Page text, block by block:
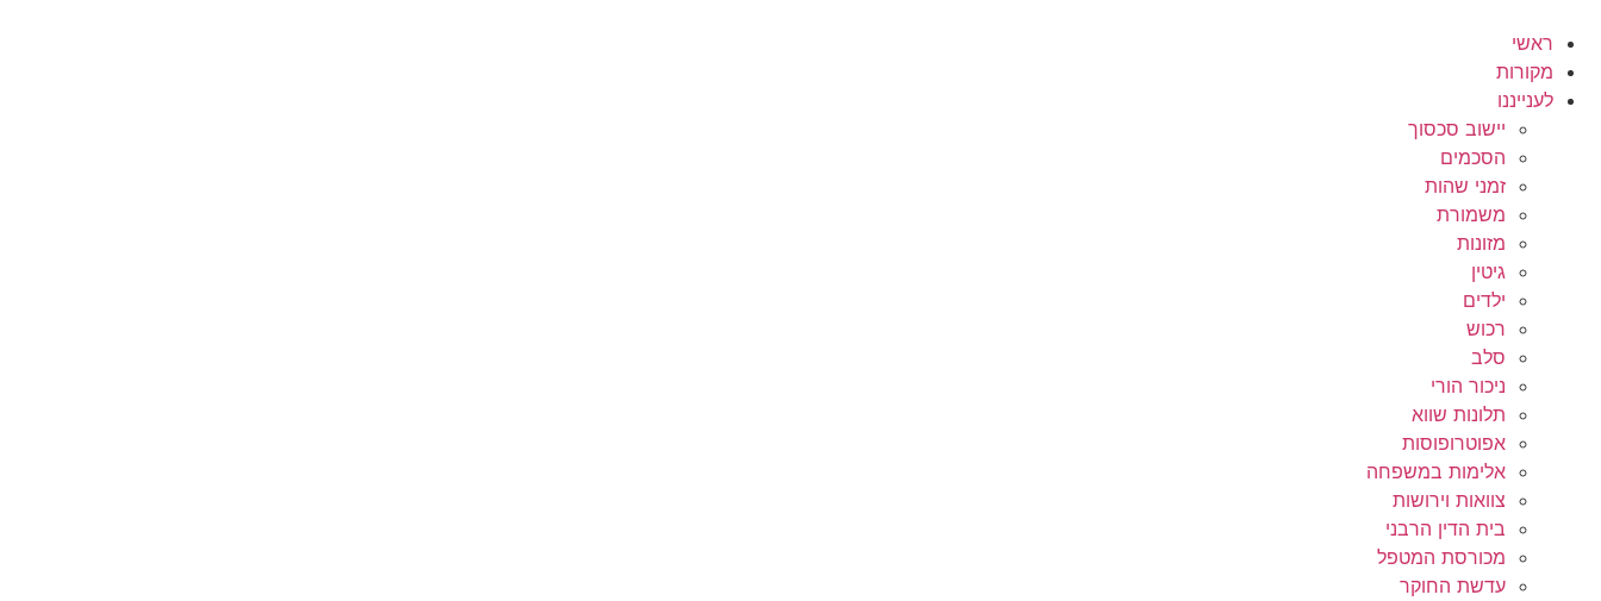
לתוכן
ראשי
מקורות
לענייננו
יישוב סכסוך
הסכמים
זמני שהות
משמורת
מזונות
גיטין
ילדים
רכוש
סלב
ניכור הורי
תלונות שווא
אפוטרופוסות
אלימות במשפחה
צוואות וירושות
בית הדין הרבני
מכורסת המטפל
עדשת החוקר